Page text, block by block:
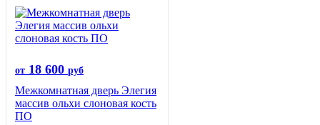
от 18 600 руб
Межкомнатная дверь Элегия
массив ольхи слоновая кость
ПО